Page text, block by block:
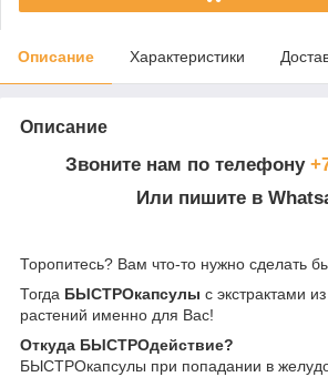
Описание Характеристики
Описание
Звоните нам по телефону
Или пишите в
Торопитесь? Вам что-то нужно сделать
Тогда БЫСТРОкапсулы с экстрактами
растений именно для Вас!
Откуда БЫСТРОдействие?
БЫСТРОкапсулы при попадании в